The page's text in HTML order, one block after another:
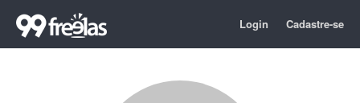
Login Cadastre-se